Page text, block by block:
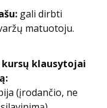
gali dirbti
matuotoju.
klausytojai
(įrodančio, ne